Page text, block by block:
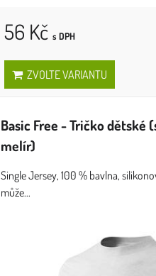
56 Kč s DPH
ZVOLTE VARIANTU
Basic Free - Tričko dětské
melír)
Single Jersey, 100 % bavlna,
může...